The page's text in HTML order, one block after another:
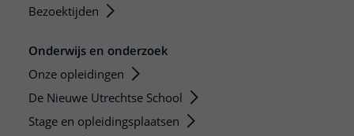
Bezoektijden
Onderwijs en onderzoek
Onze opleidingen
De Nieuwe Utrechtse School
Stage en opleidingsplaatsen